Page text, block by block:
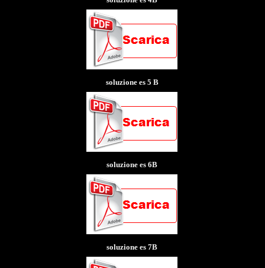
soluzione es 5 B
soluzione es 6B
soluzione es 7B